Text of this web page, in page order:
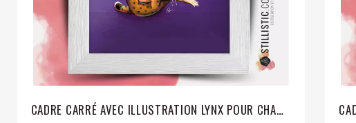
CADRE CARRÉ AVEC ILLUSTRATION LYNX POUR CHAMBRE ENFANT BÉBÉ 25X25CM